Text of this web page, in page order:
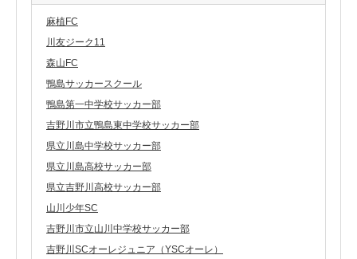
麻植FC
川友ジーク11
森山FC
鴨島サッカースクール
鴨島第一中学校サッカー部
吉野川市立鴨島東中学校サッカー部
県立川島中学校サッカー部
県立川島高校サッカー部
県立吉野川高校サッカー部
山川少年SC
吉野川市立山川中学校サッカー部
吉野川SCオーレジュニア（YSCオーレ）